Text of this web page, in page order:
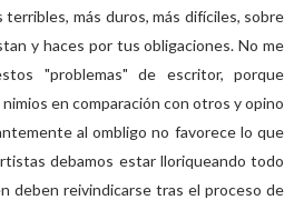
más duros, más difíciles, sobre
y haces por tus obligaciones. No me
"problemas" de escritor, porque
en comparación con otros y opino
al ombligo no favorece lo que
debamos estar lloriqueando todo
deben reivindicarse tras el proceso de